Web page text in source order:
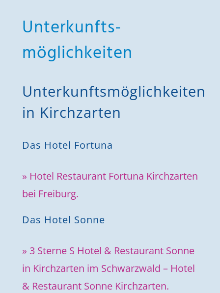
Unterkunfts-
möglichkeiten
Unterkunftsmöglichkeiten
in Kirchzarten
Das Hotel Fortuna
» Hotel Restaurant Fortuna Kirchzarten
bei Freiburg.
Das Hotel Sonne
» 3 Sterne S Hotel & Restaurant Sonne
in Kirchzarten im Schwarzwald – Hotel
& Restaurant Sonne Kirchzarten.